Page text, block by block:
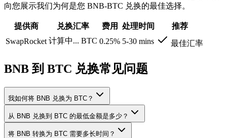
向您展示我们为何是您 BNB-BTC 兑换的最佳选择。
提供商 兑换汇率 费用 处理时间
推荐
SwapRocket 计算中... BTC 0.25% 5-30 mins 最佳汇率
BNB 到 BTC 兑换常见问题
我如何将 BNB 兑换为 BTC？
从 BNB 兑换到 BTC 的最低金额是多少？
将 BNB 转换为 BTC 需要多长时间？